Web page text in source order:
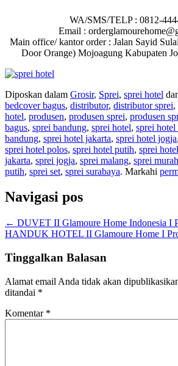
WA/SMS/TELP : 0812-
Email :
Main office/ kantor order : Jalan Sayid
Door Orange) Mojoagung Kabupaten
Diposkan dalam Grosir, Sprei, sprei hotel
bedcover bagus, distributor, distributor sprei,
hotel, produsen, produsen sprei, produsen
bagus, sprei bandung, sprei hotel, sprei hotel
bandung, sprei hotel jakarta, sprei hotel jogja,
sprei hotel polos, sprei hotel putih, sprei
jakarta, sprei jogja, sprei malang, sprei murah
putih, sprei set, sprei surabaya. Markahi
Navigasi pos
← DUVET II Glamoure Home Indonesia I
HANDUK HOTEL II Glamoure Home I
Tinggalkan Balasan
Alamat email Anda tidak akan
ditandai *
Komentar *